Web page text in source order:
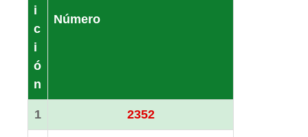
i
c
i
ó
n
Número
1 2352